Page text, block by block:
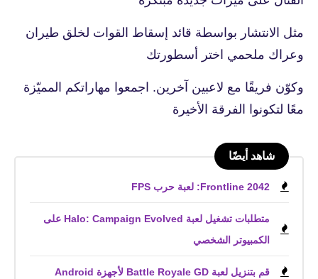
مثل الانتشار بواسطة قائد إسقاط القوات لخلق طيران
وعراك ملحمي اختر أسطورتك
وكوّن فريقًا مع لاعبين آخرين. اجمعوا مهاراتكم المميّزة
معًا لتكونوا الفرقة الأخيرة
شاهد أيضًا
Frontline 2042: لعبة حرب FPS
متطلبات تشغيل لعبة Halo: Campaign Evolved على
الكمبيوتر الشخصي
قم بتنزيل لعبة Battle Royale GD لأجهزة Android